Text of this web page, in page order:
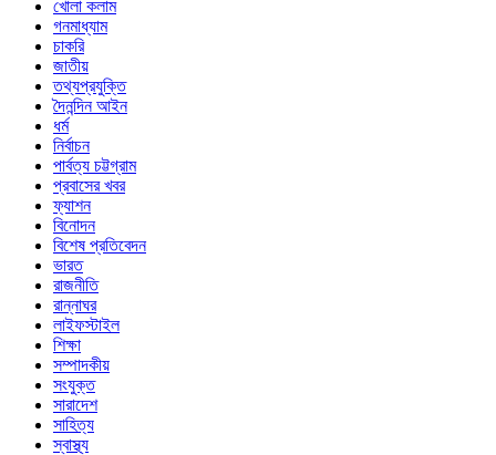
খোলা কলাম
গনমাধ্যাম
চাকরি
জাতীয়
তথ্যপ্রযুক্তি
দৈনন্দিন আইন
ধর্ম
নির্বাচন
পার্বত্য চট্টগ্রাম
প্রবাসের খবর
ফ্যাশন
বিনোদন
বিশেষ প্রতিবেদন
ভারত
রাজনীতি
রান্নাঘর
লাইফস্টাইল
শিক্ষা
সম্পাদকীয়
সংযুক্ত
সারাদেশ
সাহিত্য
স্বাস্থ্য